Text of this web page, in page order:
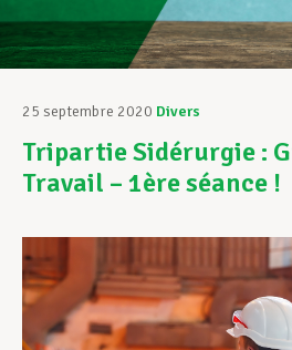
Assistance au Travail
Vos droits
Assistance en vie privée
Développement
25 septembre 2020 Divers
Tripartie Sidérurgie :
Travail – 1ère séance !